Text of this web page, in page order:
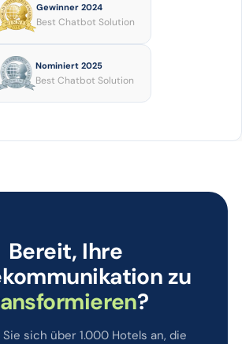
Gewinner 2024
Best Chatbot Solution
Nominiert 2025
Best Chatbot Solution
Bereit, Ihre
zu
?
sich über 1.000 Hotels an, die